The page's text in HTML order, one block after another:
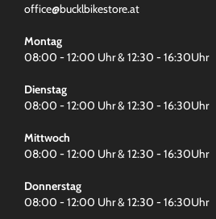
office@bucklbikestore.at
Montag
08:00 - 12:00 Uhr & 12:30 - 16:30Uhr
Dienstag
08:00 - 12:00 Uhr & 12:30 - 16:30Uhr
Mittwoch
08:00 - 12:00 Uhr & 12:30 - 16:30Uhr
Donnerstag
08:00 - 12:00 Uhr & 12:30 - 16:30Uhr